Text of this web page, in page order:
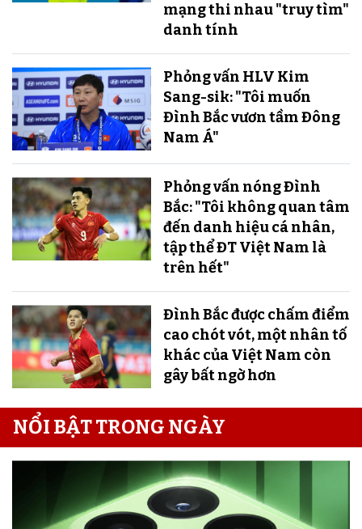
mạng thi nhau "truy tìm"
danh tính
Phỏng vấn HLV Kim
Sang-sik: "Tôi muốn
Đình Bắc vươn tầm Đông
Nam Á"
Phỏng vấn nóng Đình
Bắc: "Tôi không quan tâm
đến danh hiệu cá nhân,
tập thể ĐT Việt Nam là
trên hết"
Đình Bắc được chấm điểm
cao chót vót, một nhân tố
khác của Việt Nam còn
gây bất ngờ hơn
NỔI BẬT TRONG NGÀY